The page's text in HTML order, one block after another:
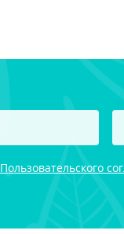
Пользовательского